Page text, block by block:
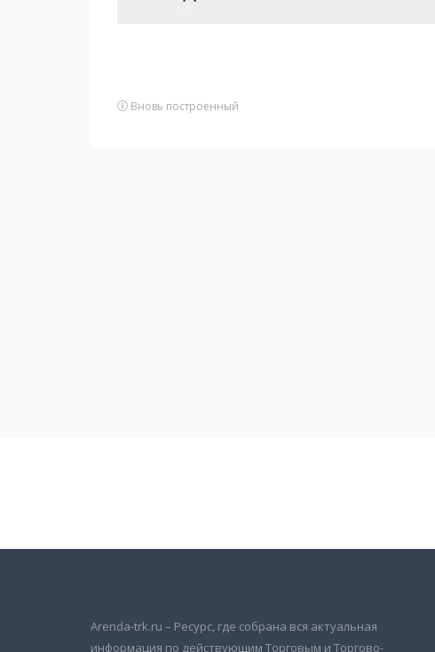
Вновь построенный
Arenda-trk.ru – Ресурс, где собрана вся актуальная
информация по действующим Торговым и Торгово-